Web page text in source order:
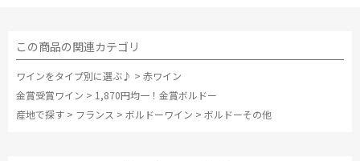
この商品の関連カテゴリ
ワインをタイプ別に選ぶ♪ > 赤ワイン
金賞受賞ワイン > 1,870円均一！金賞ボルドー
産地で探す > フランス > ボルドーワイン > ボルドーその他